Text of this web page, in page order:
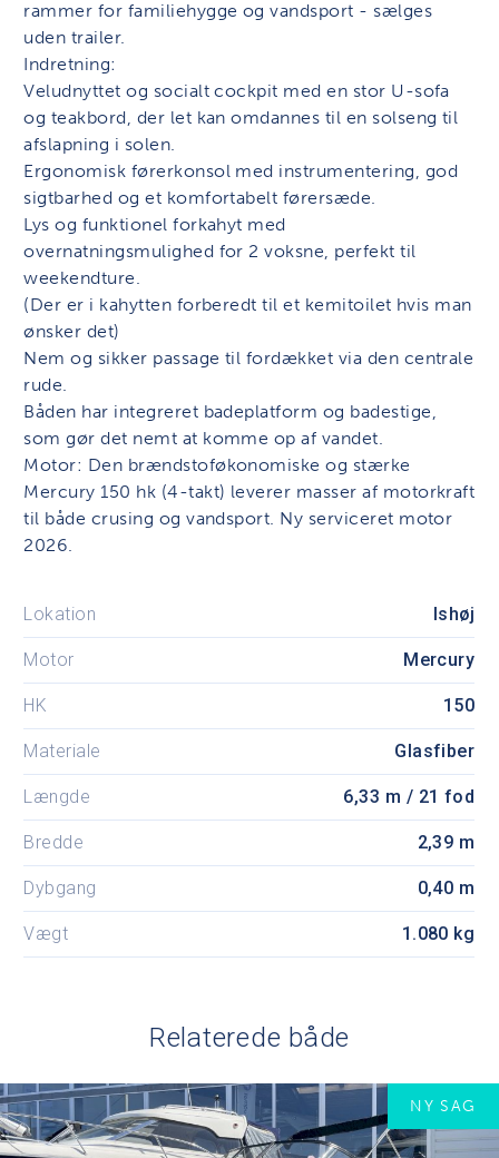
rammer for familiehygge og vandsport - sælges
uden trailer.
Indretning:
Veludnyttet og socialt cockpit med en stor U-sofa
og teakbord, der let kan omdannes til en solseng til
afslapning i solen.
Ergonomisk førerkonsol med instrumentering, god
sigtbarhed og et komfortabelt førersæde.
Lys og funktionel forkahyt med
overnatningsmulighed for 2 voksne, perfekt til
weekendture.
(Der er i kahytten forberedt til et kemitoilet hvis man
ønsker det)
Nem og sikker passage til fordækket via den centrale
rude.
Båden har integreret badeplatform og badestige,
som gør det nemt at komme op af vandet.
Motor: Den brændstoføkonomiske og stærke
Mercury 150 hk (4-takt) leverer masser af motorkraft
til både crusing og vandsport. Ny serviceret motor
2026.
Lokation Ishøj
Motor Mercury
HK 150
Materiale Glasfiber
Længde 6,33 m / 21 fod
Bredde 2,39 m
Dybgang 0,40 m
Vægt 1.080 kg
Relaterede både
NY SAG